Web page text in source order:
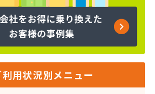
株)
浜支店
浜支店
利用状況別メニュー